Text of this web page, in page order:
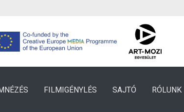
FILMIGÉNYLÉS SAJTÓ RÓLUNK